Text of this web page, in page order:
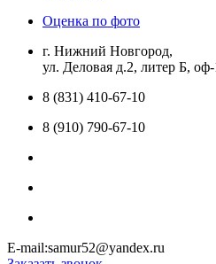
Оценка по фото
г. Нижний Новгород,
ул. Деловая д.2, литер Б, оф-
8 (831) 410-67-10
8 (910) 790-67-10
E-mail:samur52@yandex.ru